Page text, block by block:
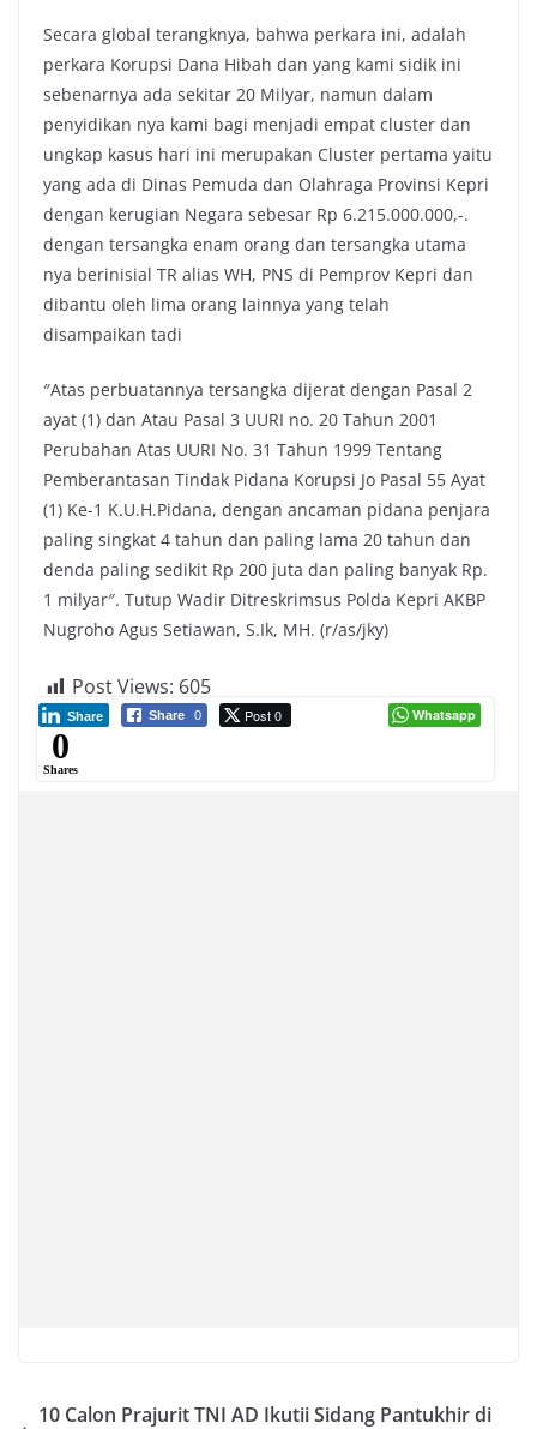
Secara global terangknya, bahwa perkara ini, adalah
perkara Korupsi Dana Hibah dan yang kami sidik ini
sebenarnya ada sekitar 20 Milyar, namun dalam
penyidikan nya kami bagi menjadi empat cluster dan
ungkap kasus hari ini merupakan Cluster pertama yaitu
yang ada di Dinas Pemuda dan Olahraga Provinsi Kepri
dengan kerugian Negara sebesar Rp 6.215.000.000,-.
dengan tersangka enam orang dan tersangka utama
nya berinisial TR alias WH, PNS di Pemprov Kepri dan
dibantu oleh lima orang lainnya yang telah
disampaikan tadi
″Atas perbuatannya tersangka dijerat dengan Pasal 2
ayat (1) dan Atau Pasal 3 UURI no. 20 Tahun 2001
Perubahan Atas UURI No. 31 Tahun 1999 Tentang
Pemberantasan Tindak Pidana Korupsi Jo Pasal 55 Ayat
(1) Ke-1 K.U.H.Pidana, dengan ancaman pidana penjara
paling singkat 4 tahun dan paling lama 20 tahun dan
denda paling sedikit Rp 200 juta dan paling banyak Rp.
1 milyar″. Tutup Wadir Ditreskrimsus Polda Kepri AKBP
Nugroho Agus Setiawan, S.Ik, MH. (r/as/jky)
Post Views: 605
Share 0 Post 0
Share Whatsapp
0
Shares
10 Calon Prajurit TNI AD Ikutii Sidang Pantukhir di